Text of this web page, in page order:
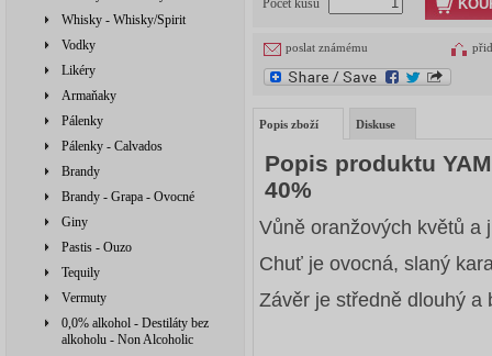
Whisky - Whisky/Spirit
Vodky
Likéry
Armaňaky
Pálenky
Pálenky - Calvados
Brandy
Brandy - Grapa - Ovocné
Giny
Pastis - Ouzo
Tequily
Vermuty
0,0% alkohol - Destiláty bez
alkoholu - Non Alcoholic
Počet kusů
poslat známému
Popis zboží Diskuse
Popis produktu
40%
Vůně oranžových květů a
Chuť je ovocná, slaný
Závěr je středně dlouhý a